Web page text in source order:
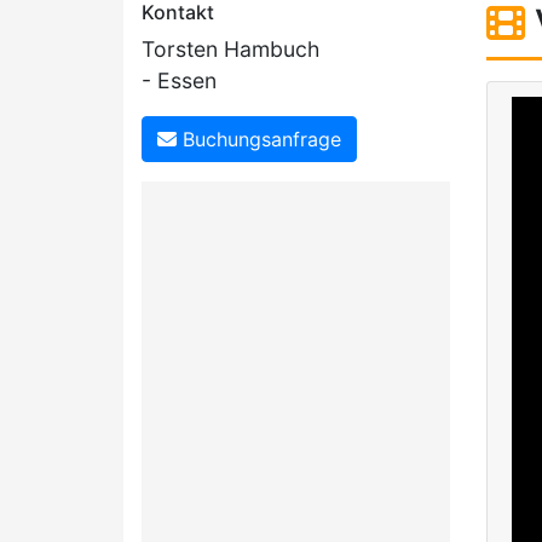
Kontakt
Torsten Hambuch
- Essen
Buchungsanfrage